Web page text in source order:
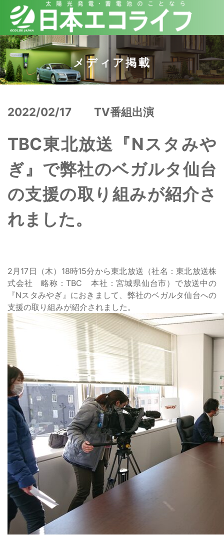
メディア掲載
2022/02/17 TV番組出演
TBC東北放送『Nスタみや
ぎ』で弊社のベガルタ仙台
の支援の取り組みが紹介さ
れました。
2月17日（木）18時15分から東北放送 （社名：東北放送株
式会社 略称：TBC 本社：宮城県仙台市）で放送中の
『Nスタみやぎ 』におきまして、弊社のベガルタ仙台への
支援の取り組みが紹介されました。